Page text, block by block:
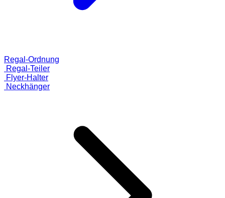
Regal-Ordnung
Regal-Teiler
Flyer-Halter
Neckhänger